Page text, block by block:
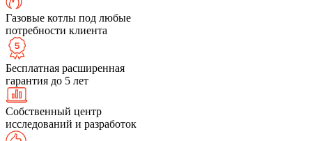
Газовые котлы под любые
потребности клиента
Бесплатная расширенная
гарантия до 5 лет
Собственный центр
исследований и разработок